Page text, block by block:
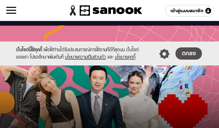
เข้าสู่ระบบสมาชิก
ข่าวบันเทิง หมวดอื่นๆ
เว็บไซต์นี้ใช้คุกกี้ เพื่อให้ท่านได้รับประสบการณ์การใช้งานที่ดีที่สุดบน เว็บไซต์
ของเรา โปรดศึกษาเพิ่มเติมที่ นโยบายความเป็นส่วนตัว และ นโยบายคุกกี้
ตกลง
//s.isanook.com/sr/0/images/logo-
new-
sanook.png
//s.isanook.com/ns/0/ud/1730/8654902/023_article_text.jpg